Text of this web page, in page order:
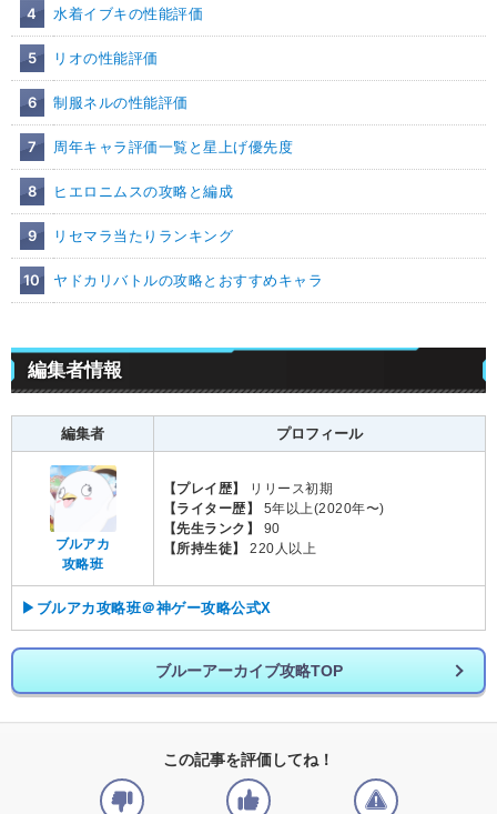
4 水着イブキの性能評価
5 リオの性能評価
6 制服ネルの性能評価
7 周年キャラ評価一覧と星上げ優先度
8 ヒエロニムスの攻略と編成
9 リセマラ当たりランキング
10 ヤドカリバトルの攻略とおすすめキャラ
編集者情報
編集者 プロフィール
ブルアカ
攻略班
【プレイ歴】
リリース初期
【ライター歴】
5年以上(2020年〜)
【先生ランク】
90
【所持生徒】
220人以上
▶ブルアカ攻略班＠神ゲー攻略公式X
ブルーアーカイブ攻略TOP
この記事を評価してね！